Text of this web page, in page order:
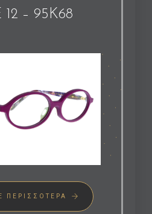
12 – 95K68
ΠΕΡΙΣΣΌΤΕΡΑ